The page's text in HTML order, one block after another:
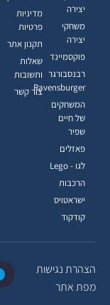
הצהרת נגישות
מפת אתר
יצירה
משחקי
יצירה
פוקסמיינד
רבנסבורגר
Ravensburger
המשחקים
של חיים
שפיר
פאזלים
לגו - Lego
הרכבות
ישראטויס
קודקוד
מדיניות
פרטיות
תקנון אתר
שאלות
ותשובות
צור קשר